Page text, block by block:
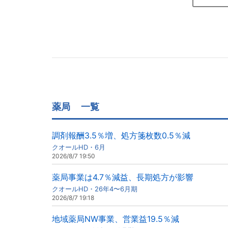
薬局 一覧
調剤報酬3.5％増、処方箋枚数0.5％減
クオールHD・6月
2026/8/7 19:50
薬局事業は4.7％減益、長期処方が影響
クオールHD・26年4〜6月期
2026/8/7 19:18
地域薬局NW事業、営業益19.5％減